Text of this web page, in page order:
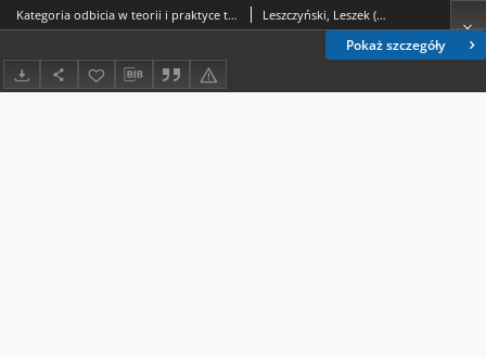
Pokaż szczegóły
Kategoria odbicia w teorii i praktyce tworzenia prawa Leszczyński, Leszek (1952- ).